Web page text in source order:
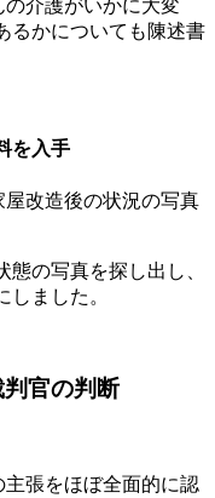
介護がいかに大変
るかについても陳述書
を入手
改造後の状況の写真
の写真を探し出し、
ました。
官の判断
張をほぼ全面的に認